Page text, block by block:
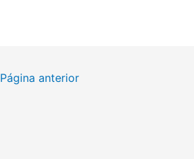
Página anterior